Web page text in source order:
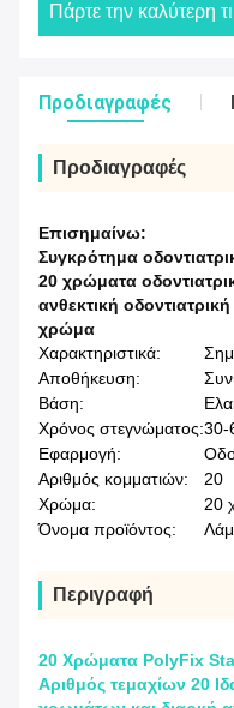
Πάρτε την καλύτερη
Προδιαγραφές
Προδιαγραφές
Επισημαίνω:
Συγκρότημα
20 χρώματα
ανθεκτική
χρώμα
Χαρακτηριστικά:
Αποθήκευση:
Βάση:
Χρόνος στεγνώματος:30-
Εφαρμογή:
Αριθμός κομματιών:
20
Χρώμα:
20
Όνομα προϊόντος:
Περιγραφή
20 Χρώματα PolyFix
Αριθμός τεμαχίων 20